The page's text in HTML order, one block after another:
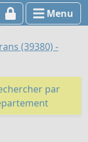
Menu
(39380) -
par